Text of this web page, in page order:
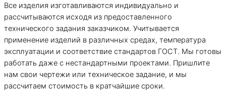
Все изделия изготавливаются индивидуально и
рассчитываются исходя из предоставленного
технического задания заказчиком. Учитывается
применение изделий в различных средах, температура
эксплуатации и соответствие стандартов ГОСТ. Мы готовы
работать даже с нестандартными проектами. Пришлите
нам свои чертежи или техническое задание, и мы
рассчитаем стоимость в кратчайшие сроки.